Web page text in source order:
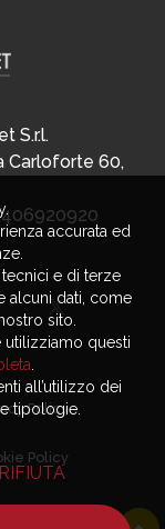
S.r.l.
Carloforte 60,
Policy
Policy
accurata ed
e di terze
alcuni dati, come
sito.
questi
all’utilizzo dei
tipologie.
RIFIUTA